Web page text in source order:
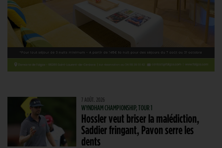
7 AOÛT. 2026
WYNDHAM CHAMPIONSHIP, TOUR 1
Hossler veut briser la malédiction,
Saddier fringant, Pavon serre les
dents